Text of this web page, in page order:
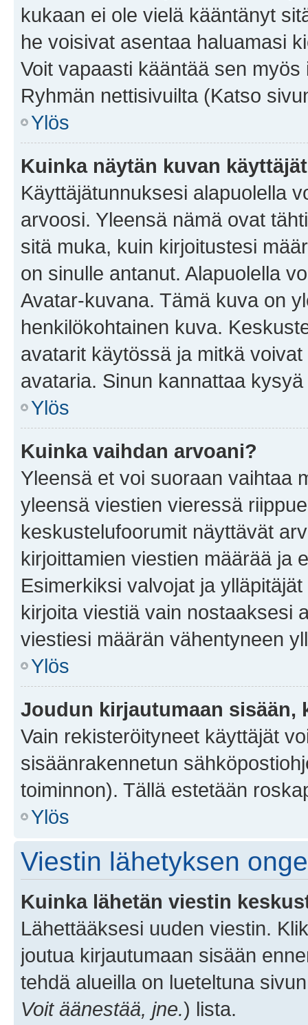
kukaan ei ole vielä kääntänyt
he voisivat asentaa haluamasi
Voit vapaasti kääntää sen
Ryhmän nettisivuilta (Katso
Ylös
Kuinka näytän kuvan
Käyttäjätunnuksesi alapuolella
arvoosi. Yleensä nämä ovat
sitä muka, kuin kirjoitustesi
on sinulle antanut. Alapuolella
Avatar-kuvana. Tämä kuva on
henkilökohtainen kuva.
avatarit käytössä ja mitkä
avataria. Sinun kannattaa
Ylös
Kuinka vaihdan arvoani?
Yleensä et voi suoraan vaihtaa
yleensä viestien vieressä
keskustelufoorumit näyttävät
kirjoittamien viestien määrää ja
Esimerkiksi valvojat ja
kirjoita viestiä vain nostaaksesi
viestiesi määrän vähentyneen
Ylös
Joudun kirjautumaan sisään,
Vain rekisteröityneet käyttäjät
sisäänrakennetun
toiminnon). Tällä estetään
Ylös
Viestin lähetyksen
Kuinka lähetän viestin
Lähettääksesi uuden viestin.
joutua kirjautumaan sisään
tehdä alueilla on lueteltuna
Voit äänestää, jne.) lista.